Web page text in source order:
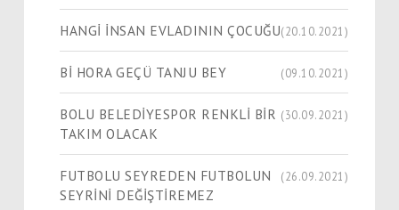
HANGİ İNSAN EVLADININ ÇOCUĞU(20.10.2021)
Bİ HORA GEÇÜ TANJU BEY (09.10.2021)
BOLU BELEDİYESPOR RENKLİ BİR
TAKIM OLACAK
(30.09.2021)
FUTBOLU SEYREDEN FUTBOLUN
SEYRİNİ DEĞİŞTİREMEZ
(26.09.2021)